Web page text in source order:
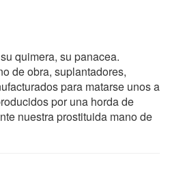
quimera, su panacea.
de obra, suplantadores,
para matarse unos a
por una horda de
nuestra prostituida mano de